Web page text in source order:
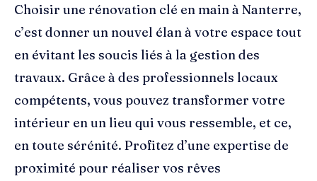
Choisir une rénovation clé en main à Nanterre,
c’est donner un nouvel élan à votre espace tout
en évitant les soucis liés à la gestion des
travaux. Grâce à des professionnels locaux
compétents, vous pouvez transformer votre
intérieur en un lieu qui vous ressemble, et ce,
en toute sérénité. Profitez d’une expertise de
proximité pour réaliser vos rêves